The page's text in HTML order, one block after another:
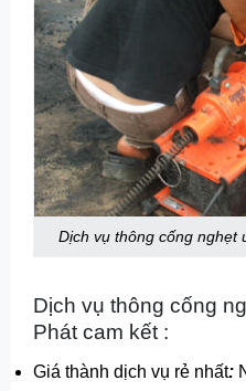
Dịch vụ thông cống nghẹt
Dịch vụ thông cống
Phát cam kết :
Giá thành dịch vụ rẻ nhất: